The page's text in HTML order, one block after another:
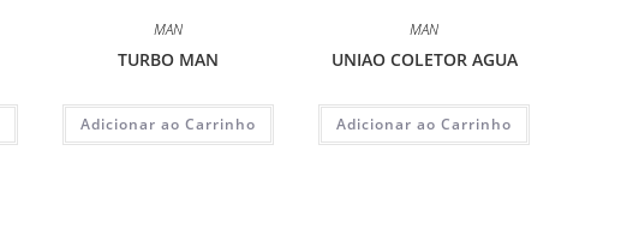
MAN
TURBO MAN
Adicionar ao Carrinho
MAN
UNIAO COLETOR AGUA
Adicionar ao Carrinho